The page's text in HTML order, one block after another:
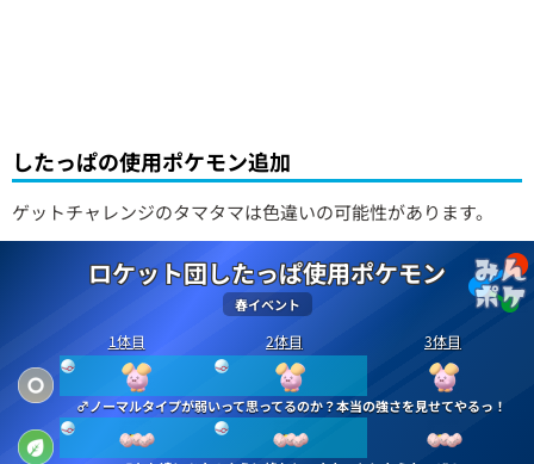
したっぱの使用ポケモン追加
ゲットチャレンジのタマタマは色違いの可能性があります。
ロケット団したっぱ使用ポケモン
春イベント
1体目 2体目 3体目
♂ノーマルタイプが弱いって思ってるのか？本当の強さを見せてやるっ！